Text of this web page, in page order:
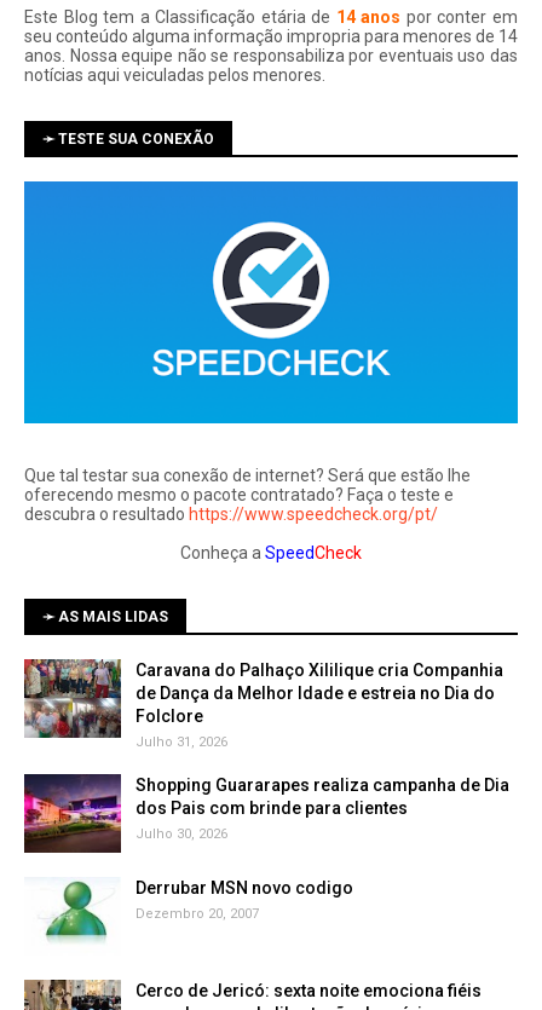
Este Blog tem a Classificação etária de 14 anos por conter em
seu conteúdo alguma informação impropria para menores de 14
anos. Nossa equipe não se responsabiliza por eventuais uso das
notí­cias aqui veiculadas pelos menores.
➛ TESTE SUA CONEXÃO
Que tal testar sua conexão de internet? Será que estão lhe
oferecendo mesmo o pacote contratado? Faça o teste e
descubra o resultado https://www.speedcheck.org/pt/
Conheça a SpeedCheck
➛ AS MAIS LIDAS
Caravana do Palhaço Xililique cria Companhia
de Dança da Melhor Idade e estreia no Dia do
Folclore
Julho 31, 2026
Shopping Guararapes realiza campanha de Dia
dos Pais com brinde para clientes
Julho 30, 2026
Derrubar MSN novo codigo
Dezembro 20, 2007
Cerco de Jericó: sexta noite emociona fiéis